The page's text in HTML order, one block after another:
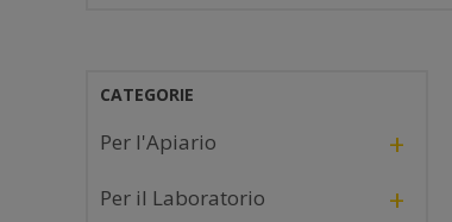
CATEGORIE
Per l'Apiario +
Per il Laboratorio +